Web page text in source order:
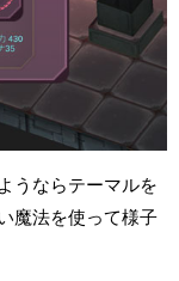
うならテーマルを
魔法を使って様子